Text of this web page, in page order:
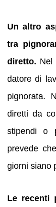
Un altro
tra
diretto. Nel
datore di
pignorata.
diretti da
stipendi o
prevede
giorni siano
Le recenti